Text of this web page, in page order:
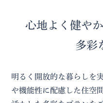
心地よく健や
多彩
明るく開放的な暮らしを
や機能性に配慮した住空